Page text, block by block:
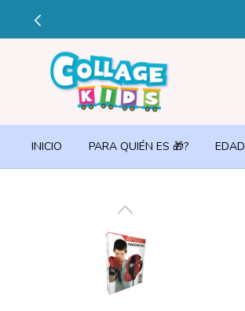
INICIO PARA QUIÉN ES 🎁? EDAD